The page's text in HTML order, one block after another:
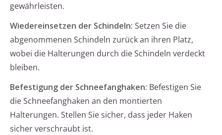
gewährleisten.
Wiedereinsetzen der Schindeln: Setzen Sie die
abgenommenen Schindeln zurück an ihren Platz,
wobei die Halterungen durch die Schindeln verdeckt
bleiben.
Befestigung der Schneefanghaken: Befestigen Sie
die Schneefanghaken an den montierten
Halterungen. Stellen Sie sicher, dass jeder Haken
sicher verschraubt ist.